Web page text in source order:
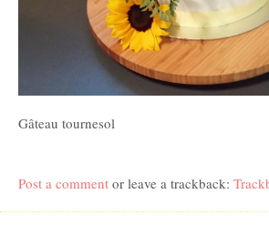
Gâteau tournesol
Post a comment or leave a trackback: